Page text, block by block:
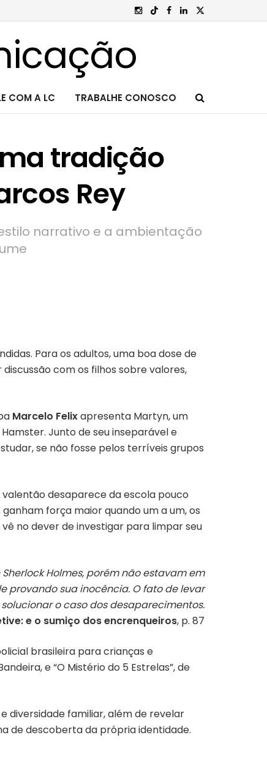
COM A LC TRABALHE CONOSCO
tradição
Rey
narrativo e a ambientação
Para os adultos, uma boa dose de
com os filhos sobre valores,
Marcelo Felixapresenta Martyn, um
Junto de seu inseparável e
se não fosse pelos terríveis grupos
desaparece da escola pouco
força maior quando um a um, os
no dever de investigar para limpar seu
Holmes, porém não estavam em
provando sua inocência. O fato de levar
o caso dos desaparecimentos.
e o sumiço dos encrenqueiros, p. 87
brasileira para crianças e
e “O Mistério do 5 Estrelas”, de
diversidade familiar, além de revelar
de descoberta da própria identidade.